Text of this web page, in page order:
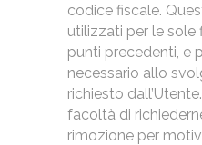
codice fiscale.
utilizzati per le sole
punti precedenti, e
necessario allo
richiesto
facoltà di
rimozione per